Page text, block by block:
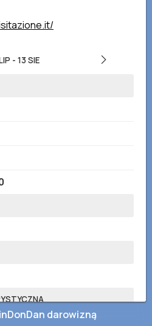
- 13 SIE
darowizną